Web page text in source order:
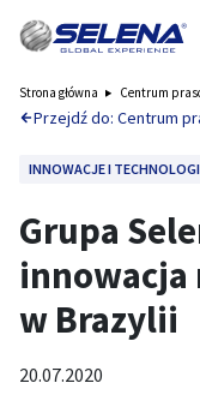
Strona główna Centrum
Przejdź do: Centrum
INNOWACJE I
Grupa
innowacja
w Brazylii
20.07.2020